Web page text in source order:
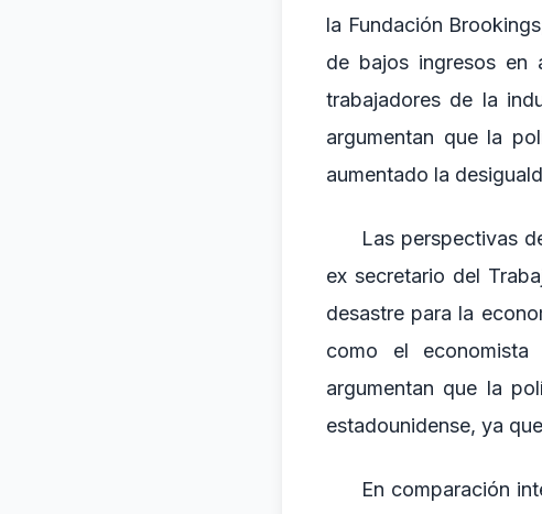
la Fundación
de bajos ingresos en
trabajadores de la
argumentan que la
aumentado la
Las perspectivas
ex secretario del
desastre para la
como el
argumentan que la
estadounidense, ya
En comparación